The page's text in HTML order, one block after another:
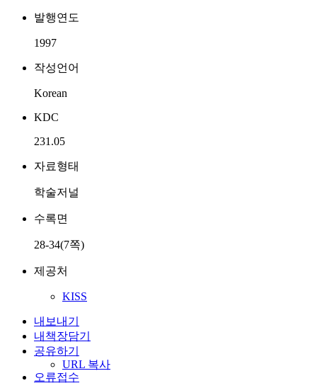
발행연도
1997
작성언어
Korean
KDC
231.05
자료형태
학술저널
수록면
28-34(7쪽)
제공처
KISS
내보내기
내책장담기
공유하기
URL 복사
오류접수